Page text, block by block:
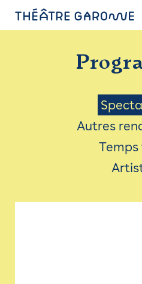
PROGRAMME
INFOS PRATIQUES
AVEC LES
ACCESSIBILITÉ
LES
Menu
Autres